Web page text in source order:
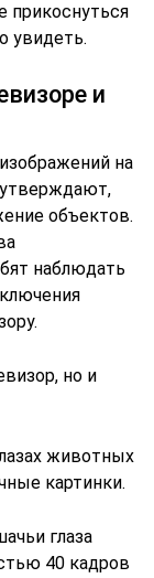
прикоснуться
увидеть.
и
на
утверждают,
объектов.
наблюдать
но и
животных
картинки.
глаза
40 кадров